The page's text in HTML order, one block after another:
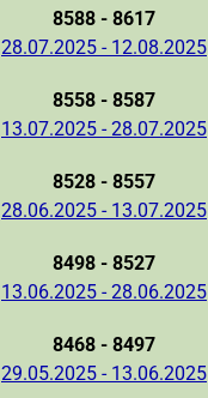
8588 - 8617
28.07.2025 - 12.08.2025
8558 - 8587
13.07.2025 - 28.07.2025
8528 - 8557
28.06.2025 - 13.07.2025
8498 - 8527
13.06.2025 - 28.06.2025
8468 - 8497
29.05.2025 - 13.06.2025